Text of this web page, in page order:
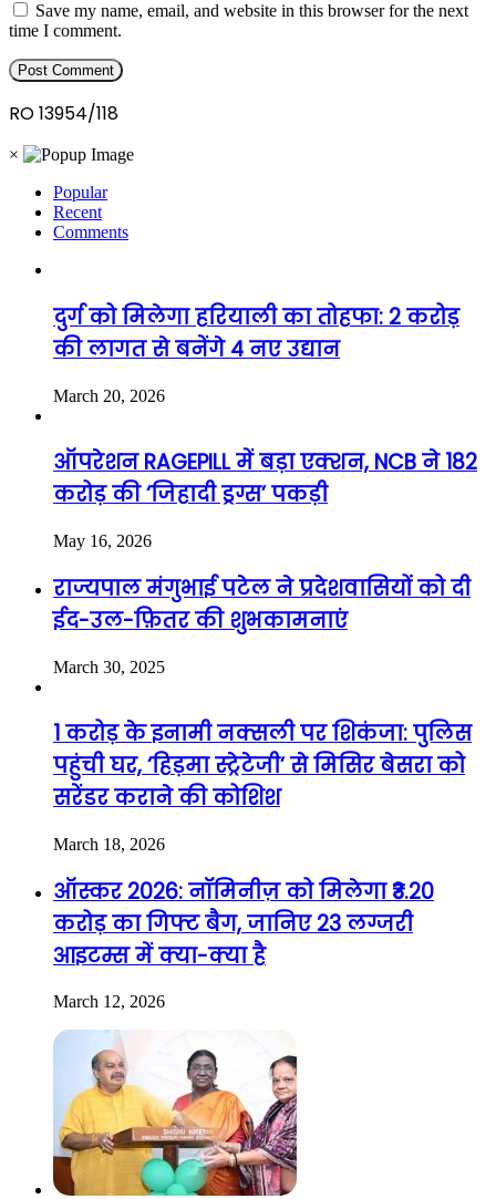
Save my name, email, and website in this browser for the next
time I comment.
RO 13954/118
×
Popular
Recent
Comments
दुर्ग को मिलेगा हरियाली का तोहफा: 2 करोड़
की लागत से बनेंगे 4 नए उद्यान
March 20, 2026
ऑपरेशन RAGEPILL में बड़ा एक्शन, NCB ने 182
करोड़ की ‘जिहादी ड्रग्स’ पकड़ी
May 16, 2026
राज्यपाल मंगुभाई पटेल ने प्रदेशवासियों को दी
ईद-उल-फ़ितर की शुभकामनाएं
March 30, 2025
1 करोड़ के इनामी नक्सली पर शिकंजा: पुलिस
पहुंची घर, ‘हिड़मा स्ट्रेटेजी’ से मिसिर बेसरा को
सरेंडर कराने की कोशिश
March 18, 2026
ऑस्कर 2026: नॉमिनीज़ को मिलेगा ₹3.20
करोड़ का गिफ्ट बैग, जानिए 23 लग्जरी
आइटम्स में क्या-क्या है
March 12, 2026